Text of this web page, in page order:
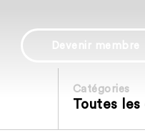
Devenir membre
Catégories
Toutes